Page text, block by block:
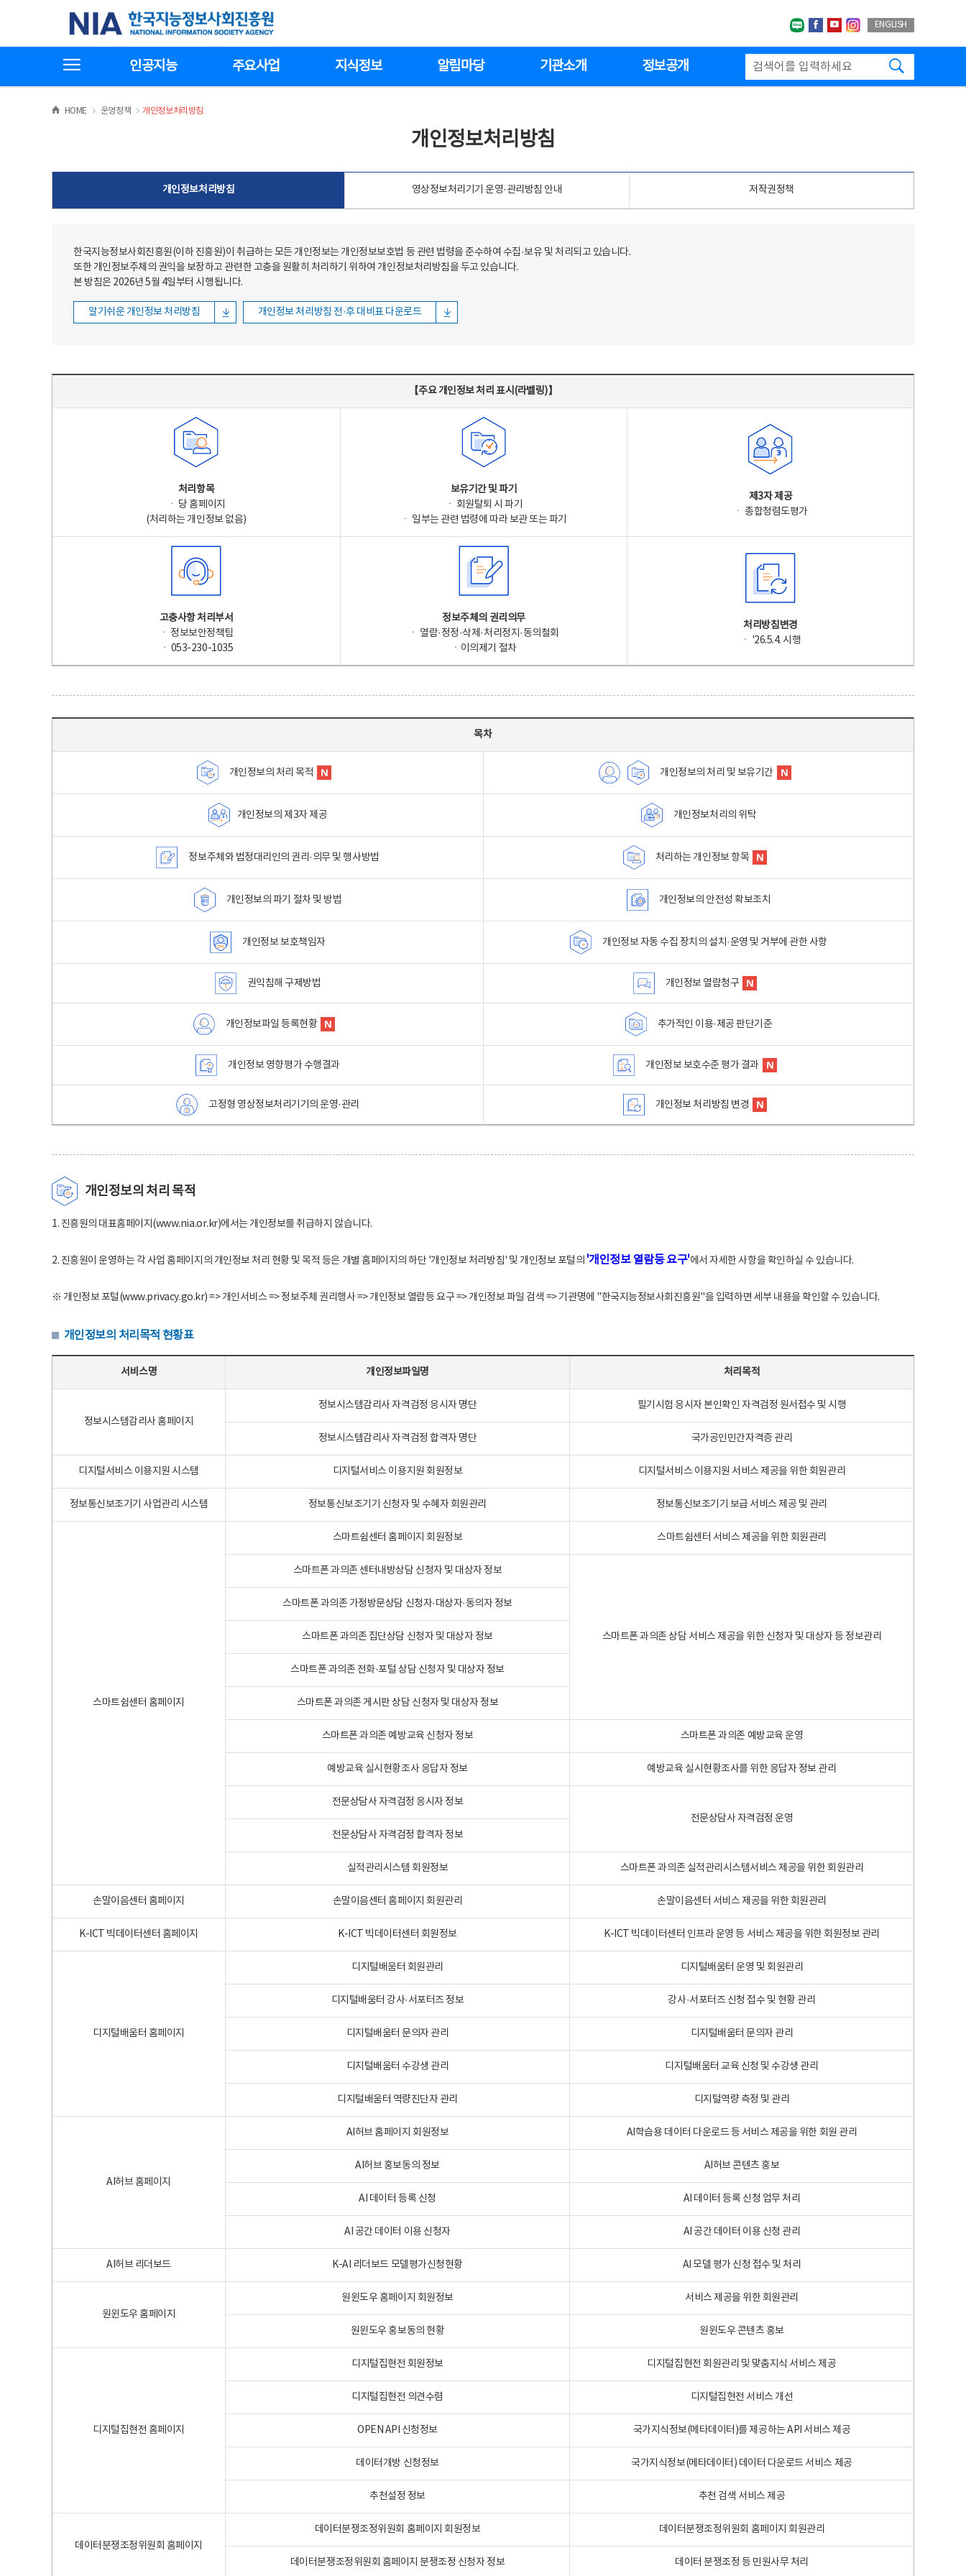
한국지능정보사회진흥원
네이버블로그
페이스북
유투브인스타그랩
ENGLISH
인공지능 주요사업 지식정보 알림마당 기관소개 정보공개
HOME >운영정책 >
개인정보처리방침
개인정보처리방침
개인정보처리방침 영상정보처리기기 운영·관리방침 안내 저작권정책
한국지능정보사회진흥원(이하 진흥원)이 취급하는 모든 개인정보는 개인정보보호법 등 관련 법령을 준수하여 수집·보유 및 처리되고 있습니다.
또한 개인정보주체의 권익을 보장하고 관련한 고충을 원활히 처리하기 위하여 개인정보처리방침을 두고 있습니다.
본 방침은 2026년 5월 4일부터 시행됩니다.
알기쉬운 개인정보 처리방침 개인정보 처리방침 전·후 대비표 다운로드
【주요 개인정보 처리 표시(라벨링)】
처리항목
ㆍ 당 홈페이지
(처리하는 개인정보 없음)
보유기간 및 파기
ㆍ 회원탈퇴 시 파기
ㆍ 일부는 관련 법령에 따라 보관 또는 파기
제3자 제공
ㆍ 종합청렴도평가
고충사항 처리부서
ㆍ 정보보안정책팀
ㆍ 053-230-1035
정보주체의 권리의무
ㆍ 열람·정정·삭제·처리정지·동의철회
ㆍ이의제기 절차
처리방침변경
ㆍ '26.5.4. 시행
목차
개인정보의 처리 목적 개인정보의 처리 및 보유기간
개인정보의 제3자 제공 개인정보처리의 위탁
정보주체와 법정대리인의 권리·의무 및 행사방법 처리하는 개인정보 항목
개인정보의 파기 절차 및 방법 개인정보의 안전성 확보조치
개인정보 보호책임자 개인정보 자동 수집 장치의 설치·운영 및 거부에 관한 사항
권익침해 구제방법 개인정보 열람청구
개인정보파일 등록현황 추가적인 이용·제공 판단기준
개인정보 영향평가 수행결과 개인정보 보호수준 평가 결과
고정형 영상정보처리기기의 운영·관리 개인정보 처리방침 변경
개인정보의 처리 목적
1. 진흥원의 대표홈페이지(www.nia.or.kr)에서는 개인정보를 취급하지 않습니다.
2. 진흥원이 운영하는 각 사업 홈페이지의 개인정보 처리 현황 및 목적 등은 개별 홈페이지의 하단 '개인정보 처리방침' 및 개인정보 포털의 '개인정보 열람등 요구'에서 자세한 사항을 확인하실 수 있습니다.
※ 개인정보 포털(www.privacy.go.kr) => 개인서비스 => 정보주체 권리행사 => 개인정보 열람등 요구 => 개인정보 파일 검색 => 기관명에 "한국지능정보사회진흥원"을 입력하면 세부 내용을 확인할 수 있습니다.
개인정보의 처리목적 현황표
서비스명 개인정보파일명 처리목적
정보시스템감리사 홈페이지
정보시스템감리사 자격검정 응시자 명단 필기시험 응시자 본인확인 자격검정 원서접수 및 시행
정보시스템감리사 자격검정 합격자 명단 국가공인민간자격증 관리
디지털서비스 이용지원 시스템 디지털서비스 이용지원 회원정보 디지털서비스 이용지원 서비스 제공을 위한 회원관리
정보통신보조기기 사업관리 시스템 정보통신보조기기 신청자 및 수혜자 회원관리 정보통신보조기기 보급 서비스 제공 및 관리
스마트쉼센터 홈페이지
스마트쉼센터 홈페이지 회원정보 스마트쉼센터 서비스 제공을 위한 회원관리
스마트폰 과의존 센터내방상담 신청자 및 대상자 정보
스마트폰 과의존 상담 서비스 제공을 위한 신청자 및 대상자 등 정보관리
스마트폰 과의존 가정방문상담 신청자·대상자·동의자 정보
스마트폰 과의존 집단상담 신청자 및 대상자 정보
스마트폰 과의존 전화·포털 상담 신청자 및 대상자 정보
스마트폰 과의존 게시판 상담 신청자 및 대상자 정보
스마트폰 과의존 예방교육 신청자 정보 스마트폰 과의존 예방교육 운영
예방교육 실시현황조사 응답자 정보 예방교육 실시현황조사를 위한 응답자 정보 관리
전문상담사 자격검정 응시자 정보
전문상담사 자격검정 운영
전문상담사 자격검정 합격자 정보
실적관리시스템 회원정보 스마트폰 과의존 실적관리시스템서비스 제공을 위한 회원관리
손말이음센터 홈페이지 손말이음센터 홈페이지 회원관리 손말이음센터 서비스 제공을 위한 회원관리
K-ICT 빅데이터센터 홈페이지 K-ICT 빅데이터센터 회원정보 K-ICT 빅데이터센터 인프라 운영 등 서비스 제공을 위한 회원정보 관리
디지털배움터 홈페이지
디지털배움터 회원관리 디지털배움터 운영 및 회원관리
디지털배움터 강사·서포터즈 정보 강사·서포터즈 신청 접수 및 현황 관리
디지털배움터 문의자 관리 디지털배움터 문의자 관리
디지털배움터 수강생 관리 디지털배움터 교육 신청 및 수강생 관리
디지털배움터 역량진단자 관리 디지털역량 측정 및 관리
AI허브 홈페이지
AI허브 홈페이지 회원정보 AI학습용 데이터 다운로드 등 서비스 제공을 위한 회원 관리
AI허브 홍보동의 정보 AI허브 콘텐츠 홍보
AI 데이터 등록 신청 AI 데이터 등록 신청 업무 처리
AI 공간 데이터 이용 신청자 AI 공간 데이터 이용 신청 관리
AI허브 리더보드 K-AI 리더보드 모델평가신청현황 AI 모델 평가 신청 접수 및 처리
원윈도우 홈페이지
원윈도우 홈페이지 회원정보 서비스 제공을 위한 회원관리
원윈도우 홍보동의 현황 원윈도우 콘텐츠 홍보
디지털집현전 홈페이지
디지털집현전 회원정보 디지털집현전 회원관리 및 맞춤지식 서비스 제공
디지털집현전 의견수렴 디지털집현전 서비스 개선
OPEN API 신청정보 국가지식정보(메타데이터)를 제공하는 API 서비스 제공
데이터개방 신청정보 국가지식정보(메타데이터) 데이터 다운로드 서비스 제공
추천설정 정보 추천 검색 서비스 제공
데이터분쟁조정위원회 홈페이지
데이터분쟁조정위원회 홈페이지 회원정보 데이터분쟁조정위원회 홈페이지 회원관리
데이터분쟁조정위원회 홈페이지 분쟁조정 신청자 정보 데이터 분쟁조정 등 민원사무 처리